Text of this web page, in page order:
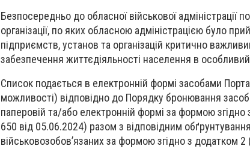
Безпосередньо до обласної військової адміністрації
організації, по яких обласною адміністрацією було
підприємств, установ та організацій критично
забезпечення життєдіяльності населення в
Список подається в електронній формі засобами
можливості) відповідно до Порядку бронювання
паперовій та/або електронній формі за формою
650 від 05.06.2024) разом з відповідним
військовозобов’язаних за формою згідно з додатком